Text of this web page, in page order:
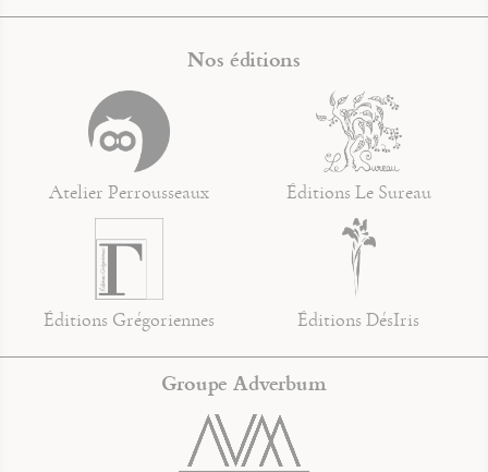
Nos éditions
Atelier Perrousseaux Éditions Le Sureau
Éditions Grégoriennes Éditions DésIris
Groupe Adverbum